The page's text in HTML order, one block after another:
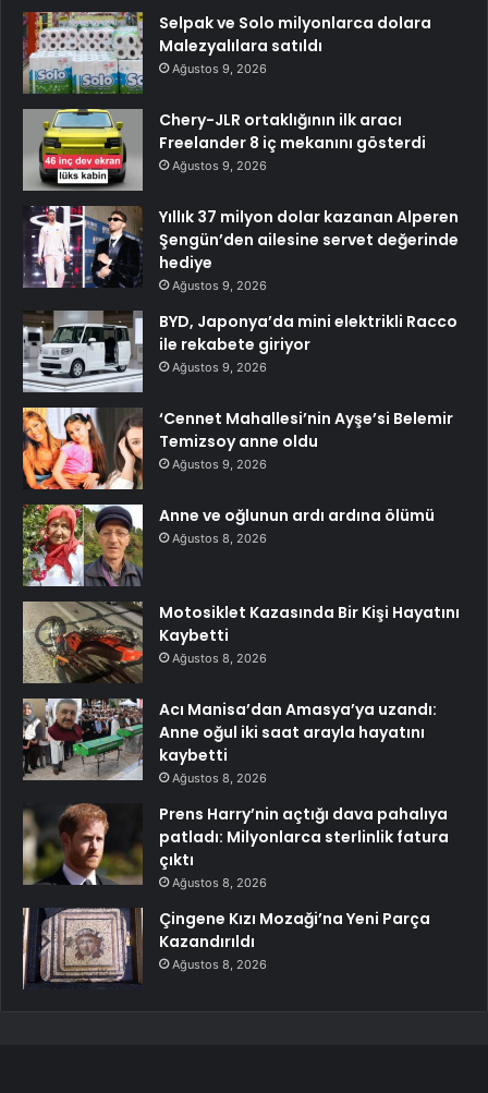
Selpak ve Solo milyonlarca dolara
Malezyalılara satıldı
Ağustos 9, 2026
Chery-JLR ortaklığının ilk aracı
Freelander 8 iç mekanını gösterdi
Ağustos 9, 2026
Yıllık 37 milyon dolar kazanan Alperen
Şengün’den ailesine servet değerinde
hediye
Ağustos 9, 2026
BYD, Japonya’da mini elektrikli Racco
ile rekabete giriyor
Ağustos 9, 2026
‘Cennet Mahallesi’nin Ayşe’si Belemir
Temizsoy anne oldu
Ağustos 9, 2026
Anne ve oğlunun ardı ardına ölümü
Ağustos 8, 2026
Motosiklet Kazasında Bir Kişi Hayatını
Kaybetti
Ağustos 8, 2026
Acı Manisa’dan Amasya’ya uzandı:
Anne oğul iki saat arayla hayatını
kaybetti
Ağustos 8, 2026
Prens Harry’nin açtığı dava pahalıya
patladı: Milyonlarca sterlinlik fatura
çıktı
Ağustos 8, 2026
Çingene Kızı Mozaği’na Yeni Parça
Kazandırıldı
Ağustos 8, 2026